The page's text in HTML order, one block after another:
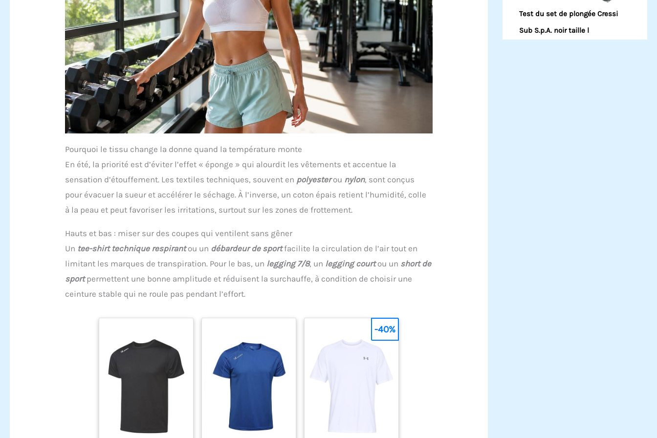
Pourquoi le tissu change la donne quand la température monte
En été, la priorité est d’éviter l’effet « éponge » qui alourdit les vêtements et accentue la
sensation d’étouffement. Les textiles techniques, souvent en polyesterou nylon, sont conçus
pour évacuer la sueur et accélérer le séchage. À l’inverse, un coton épais retient l’humidité, colle
à la peau et peut favoriser les irritations, surtout sur les zones de frottement.
Hauts et bas : miser sur des coupes qui ventilent sans gêner
Un tee-shirt technique respirantou un débardeur de sportfacilite la circulation de l’air tout en
limitant les marques de transpiration. Pour le bas, un legging 7/8, un legging courtou un short de
sportpermettent une bonne amplitude et réduisent la surchauffe, à condition de choisir une
ceinture stable qui ne roule pas pendant l’effort.
-40%
Test du set de plongée Cressi
Sub S.p.A. noir taille l